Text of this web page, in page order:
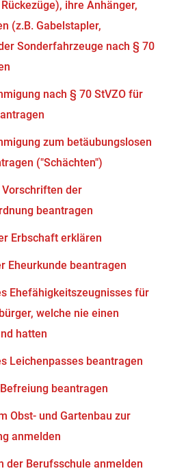
ihre Anhänger,
(z.B. Gabelstapler,
Sonderfahrzeuge nach § 70
nach § 70 StVZO für
zum betäubungslosen
("Schächten")
der
beantragen
Erbschaft erklären
Eheurkunde beantragen
Ehefähigkeitszeugnisses für
welche nie einen
hatten
Leichenpasses beantragen
beantragen
Obst- und Gartenbau zur
anmelden
der Berufsschule anmelden